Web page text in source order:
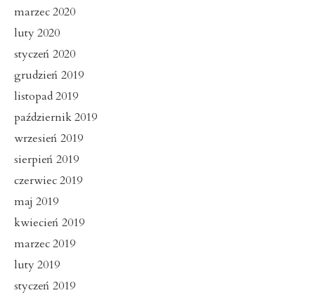
marzec 2020
luty 2020
styczeń 2020
grudzień 2019
listopad 2019
październik 2019
wrzesień 2019
sierpień 2019
czerwiec 2019
maj 2019
kwiecień 2019
marzec 2019
luty 2019
styczeń 2019